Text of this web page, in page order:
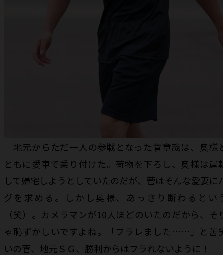
地元からただ一人の参戦となった菅章哉は、奥様
ともに愛車で乗り付けた。荷物を下ろし、奥様は運
して帰宅しようとしていたのだが、菅はそんな愛妻に
グを求める。しかし奥様、あっさり断わるとい
（笑）。カメラマンが10人ほどのいたのだから、そ
ゃ恥ずかしいですよね。「フラレました……」と苦
いの菅、地元ＳＧ、勝利からはフラれないように！